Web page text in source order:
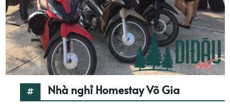
Nhà nghỉ Homestay Võ Gia